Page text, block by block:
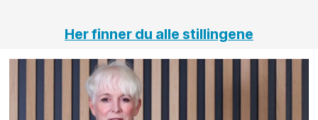
Her finner du alle stillingene